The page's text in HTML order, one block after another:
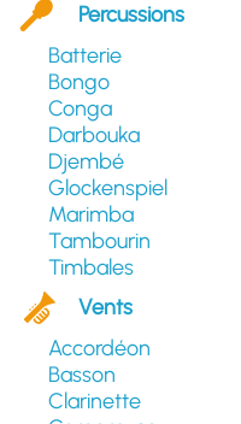
Percussions
Batterie
Bongo
Conga
Darbouka
Djembé
Glockenspiel
Marimba
Tambourin
Timbales
Vents
Accordéon
Basson
Clarinette